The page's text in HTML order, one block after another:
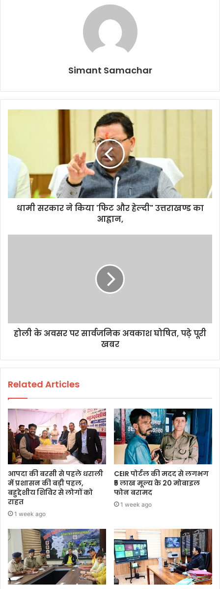
Simant Samachar
धामी सरकार ने किया 'फिट और हेल्दी" उत्तराखण्ड का
आह्वान,
होली के अवसर पर सार्वजनिक अवकाश घोषित, पढ़े पूरी
खबर
Related Articles
आपदा की बरसी से पहले धराली
में प्रशासन की बड़ी पहल,
बहुद्देशीय शिविर से लोगों को
राहत
1 week ago
CEIR पोर्टल की मदद से लगभग
₹5 लाख मूल्य के 20 मोबाइल
फोन बरामद
1 week ago